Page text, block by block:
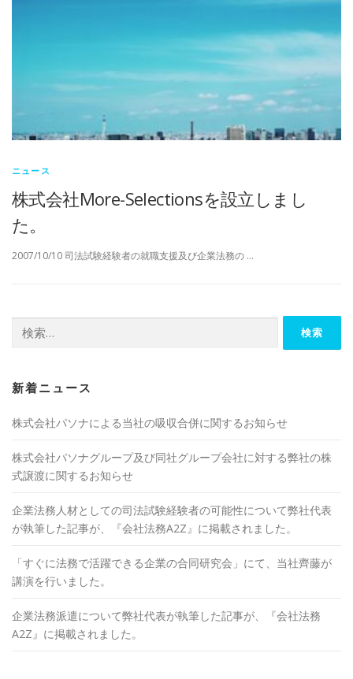
ニュース
株式会社More-Selectionsを設立しまし
た。
2007/10/10 司法試験経験者の就職支援及び企業法務の …
検索:
新着ニュース
株式会社パソナによる当社の吸収合併に関するお知らせ
株式会社パソナグループ及び同社グループ会社に対する弊社の株
式譲渡に関するお知らせ
企業法務人材としての司法試験経験者の可能性について弊社代表
が執筆した記事が、『会社法務A2Z』に掲載されました。
「すぐに法務で活躍できる企業の合同研究会」にて、当社齊藤が
講演を行いました。
企業法務派遣について弊社代表が執筆した記事が、『会社法務
A2Z』に掲載されました。